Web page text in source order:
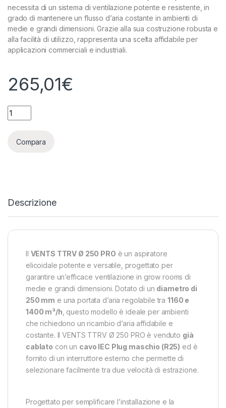
necessita di un sistema di ventilazione potente e resistente, in
grado di mantenere un flusso d’aria costante in ambienti di
medie e grandi dimensioni. Grazie alla sua costruzione robusta e
alla facilità di utilizzo, rappresenta una scelta affidabile per
applicazioni commerciali e industriali.
265,01€
VENTS - TTRV 250 - ASPIRATORE 1110-1400 M³/H - 44-51
Compara
Descrizione
Il VENTS TTRV Ø 250 PRO è un aspiratore
elicoidale potente e versatile, progettato per
garantire un’efficace ventilazione in grow rooms di
medie e grandi dimensioni. Dotato di un diametro di
250 mm e una portata d’aria regolabile tra 1160 e
1400 m³/h , questo modello è ideale per ambienti
che richiedono un ricambio d’aria affidabile e
costante. Il VENTS TTRV Ø 250 PRO è venduto già
cablato con un cavo IEC Plug maschio (R25) ed è
fornito di un interruttore esterno che permette di
selezionare facilmente tra due velocità di estrazione.
Progettato per semplificare l’installazione e la